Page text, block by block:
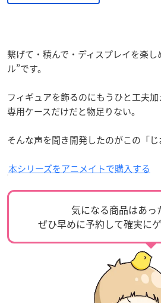
繋げて・積んで・ディスプレイを楽
ル”です。
フィギュアを飾るのにもうひと工夫
専用ケースだけだと物足りない。
そんな声を聞き開発したのがこの「
本シリーズをアニメイトで購入する
気になる商品はあっ
ぜひ早めに予約して確実に